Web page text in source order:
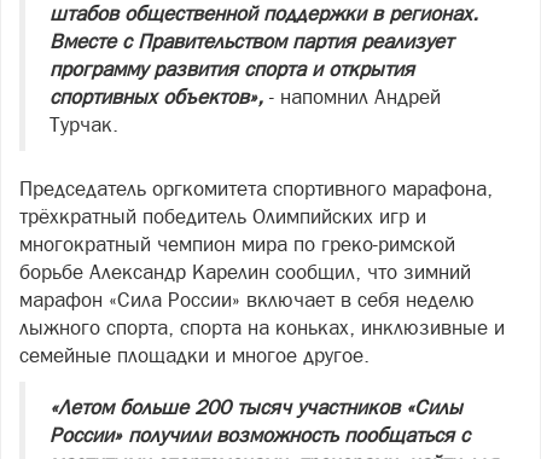
штабов общественной поддержки в регионах.
Вместе с Правительством партия реализует
программу развития спорта и открытия
спортивных объектов», - напомнил Андрей
Турчак.
Председатель оргкомитета спортивного марафона,
трёхкратный победитель Олимпийских игр и
многократный чемпион мира по греко-римской
борьбе Александр Карелин сообщил, что зимний
марафон «Сила России» включает в себя неделю
лыжного спорта, спорта на коньках, инклюзивные и
семейные площадки и многое другое.
«Летом больше 200 тысяч участников «Силы
России» получили возможность пообщаться с